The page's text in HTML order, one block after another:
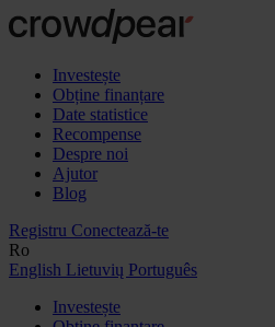
Investește
Obține finanțare
Date statistice
Recompense
Despre noi
Ajutor
Blog
Registru Conectează-te
Ro
English Lietuvių Português
Investește